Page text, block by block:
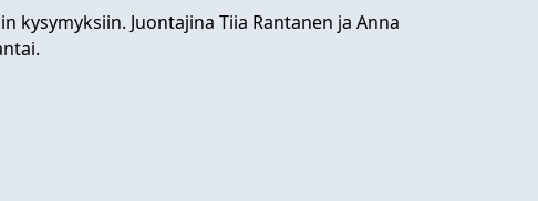
kysymyksiin. Juontajina Tiia Rantanen ja Anna